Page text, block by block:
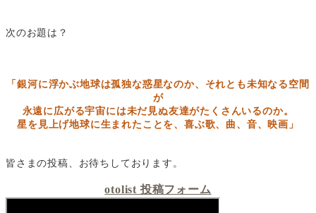
次のお題は？
「銀河に浮かぶ地球は孤独な惑星なのか、それとも未知なる空間
が
永遠に広がる宇宙には未だ見ぬ友達がたくさんいるのか。
星を見上げ地球に生まれたことを、喜ぶ歌、 曲、音、映画」
皆さまの投稿、お待ちしております。
otolist 投稿フォーム